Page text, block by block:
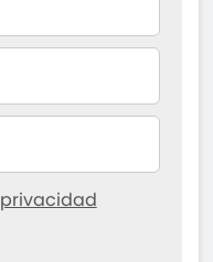
privacidad